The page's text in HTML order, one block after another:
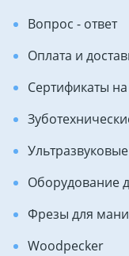
Вопрос - ответ
Оплата и
Сертификаты
Оборудование
Фрезы для
Woodpecker